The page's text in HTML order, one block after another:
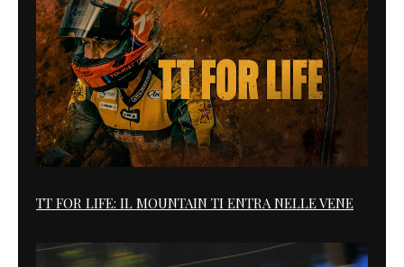
TT FOR LIFE: IL MOUNTAIN TI ENTRA NELLE VENE